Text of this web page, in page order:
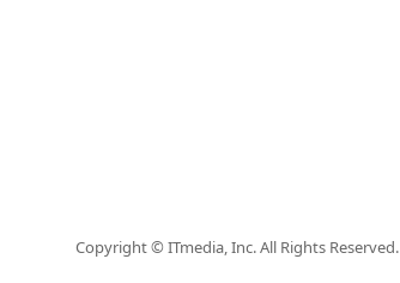
Copyright © ITmedia, Inc. All Rights Reserved.